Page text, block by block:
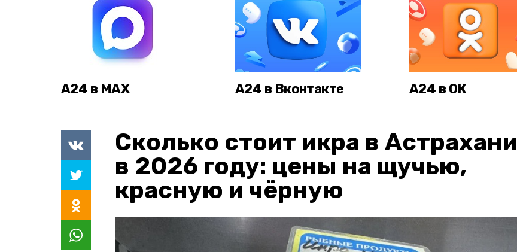
А24 в MAX А24 в Вконтакте А24 в ОК
Сколько стоит икра в Астрахани
в 2026 году: цены на щучью,
красную и чёрную